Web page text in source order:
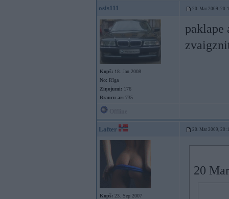
osis111 20. Mar 2009,
Kopš: 18. Jan 2008
No: Rīga
Ziņojumi: 176
Braucu ar: 735
paklape
Lafter 20. Mar 2009,
Kopš: 23. Sep 2007
20